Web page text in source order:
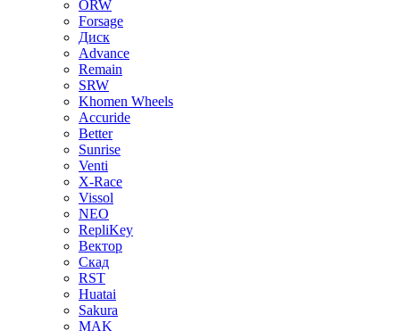
ORW
Forsage
Диск
Advance
Remain
SRW
Khomen Wheels
Accuride
Better
Sunrise
Venti
X-Race
Vissol
NEO
RepliKey
Вектор
Скад
RST
Huatai
Sakura
MAK